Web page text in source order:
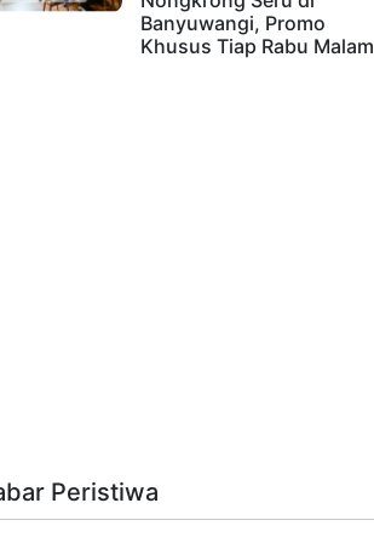
Banyuwangi, Promo
Khusus Tiap Rabu Malam
Peristiwa